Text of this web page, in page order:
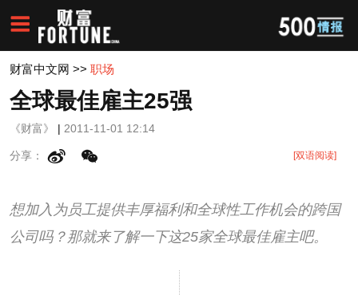
财富中文网 >> 职场
全球最佳雇主25强
《财富》 | 2011-11-01 12:14
分享： [双语阅读]
想加入为员工提供丰厚福利和全球性工作机会的跨国
公司吗？那就来了解一下这25家全球最佳雇主吧。